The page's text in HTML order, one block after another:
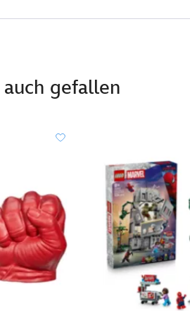
gefallen